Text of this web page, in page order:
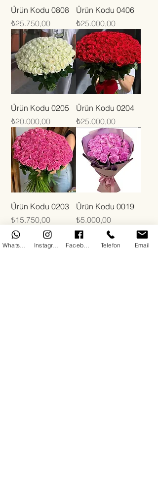
Ürün Kodu 0808
Fiyat
₺25.750,00
Ürün Kodu 0406
Fiyat
₺25.000,00
Ürün Kodu 0205
Fiyat
₺20.000,00
Ürün Kodu 0204
Fiyat
₺25.000,00
Ürün Kodu 0203
Fiyat
₺15.750,00
Ürün Kodu 0019
Fiyat
₺5.000,00
Telefon Email